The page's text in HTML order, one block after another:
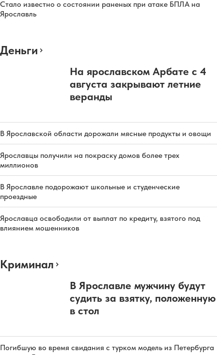
Стало известно о состоянии раненых при атаке БПЛА на
Ярославль
Деньги
На ярославском Арбате с 4
августа закрывают летние
веранды
В Ярославской области дорожали мясные продукты и овощи
Ярославцы получили на покраску домов более трех
миллионов
В Ярославле подорожают школьные и студенческие
проездные
Ярославца освободили от выплат по кредиту, взятого под
влиянием мошенников
Криминал
В Ярославле мужчину будут
судить за взятку, положенную
в стол
Погибшую во время свидания с турком модель из Петербурга